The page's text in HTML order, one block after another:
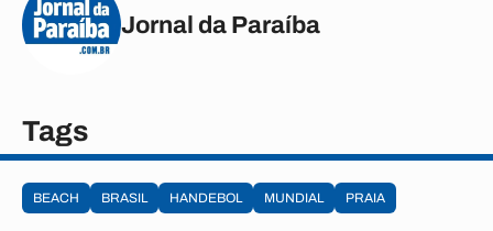
Jornal da Paraíba
Tags
BEACH BRASIL HANDEBOL MUNDIAL PRAIA